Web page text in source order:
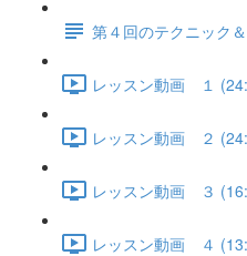
第４回のテクニック
レッスン動画 １
レッスン動画 ２
レッスン動画 ３
レッスン動画 ４